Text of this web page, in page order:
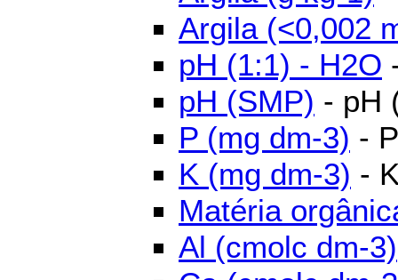
Argila (<0,002
pH (1:1) - H2O
pH (SMP) - pH
P (mg dm-3) -
K (mg dm-3) -
Matéria
Al (cmolc dm-3)